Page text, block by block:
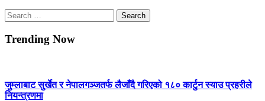
Search
for:
Trending Now
जुम्लाबाट सुर्खेत र नेपालगञ्जतर्फ लैजाँदै गरिएको १८० कार्टुन स्याउ प्रहरीले
नियन्त्रणमा